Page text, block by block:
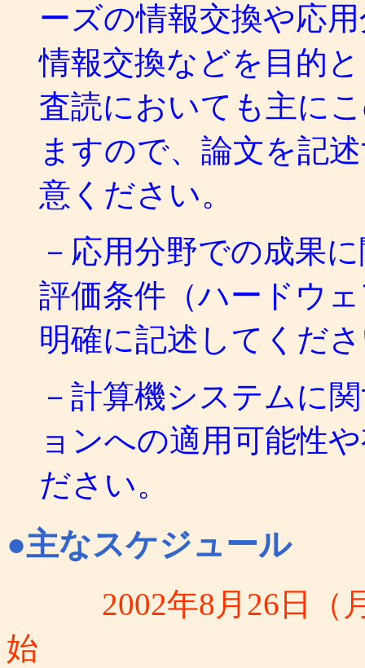
ーズの情報交換や応
情報交換などを目的
査読においても主に
ますので、論文を記
意ください。
－応用分野での成果
評価条件（ハードウ
明確に記述してくだ
－計算機システムに
ョンへの適用可能性
ださい。
●主なスケジュール
2002年8月26日（月
始